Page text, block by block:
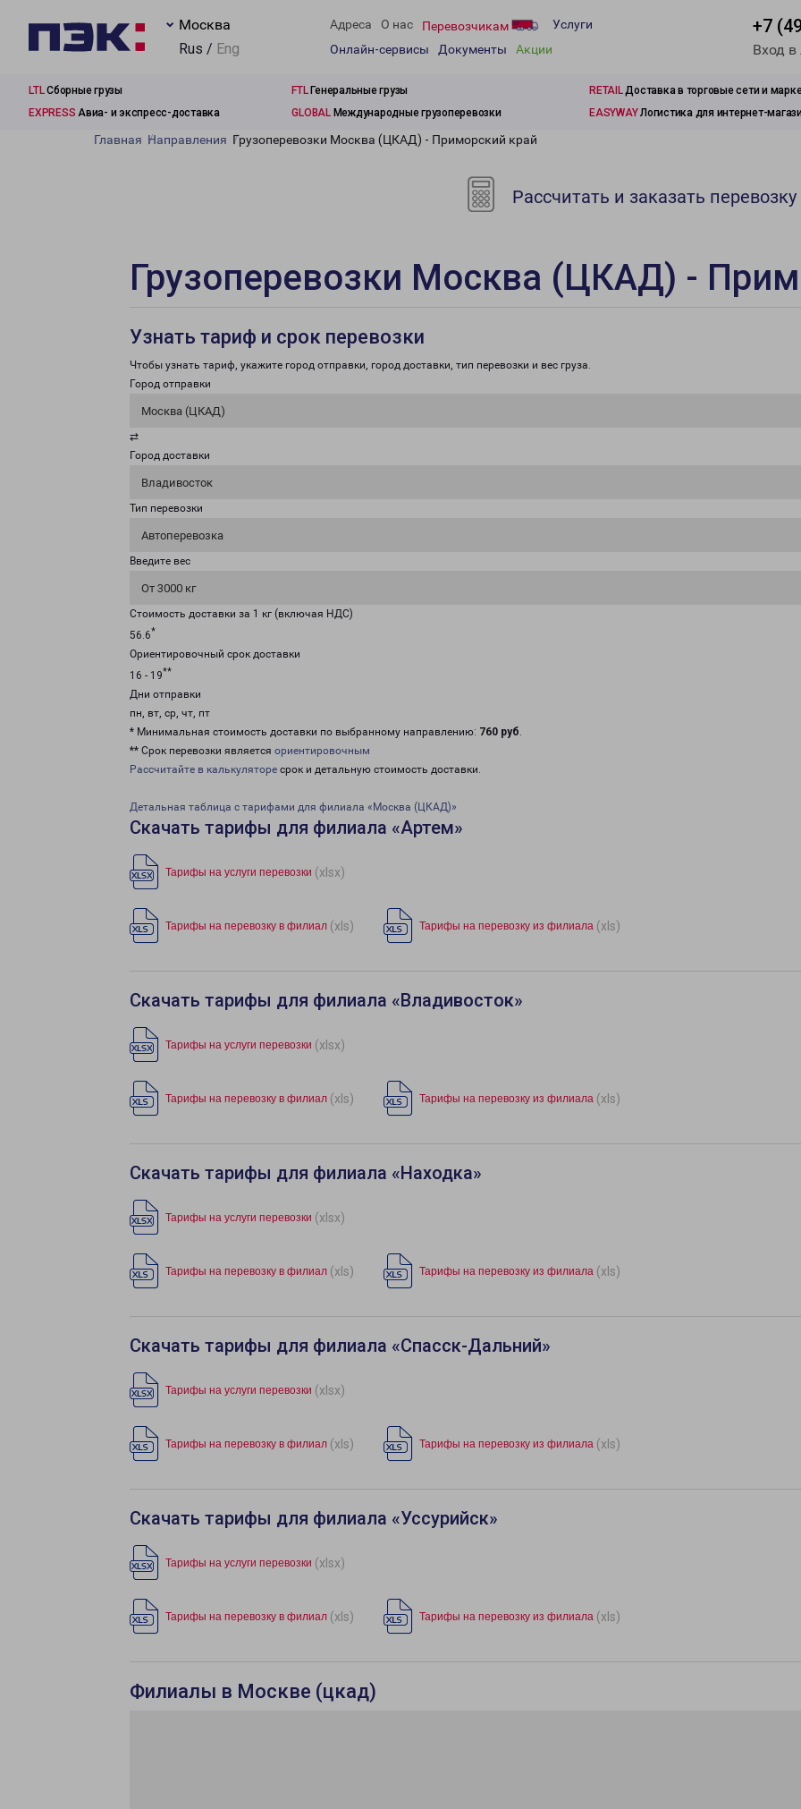
Москва
Rus / Eng
Адреса О нас Перевозчикам
Услуги
Онлайн-сервисы
Документы Акции
+7
Вход
LTLСборные грузы FTLГенеральные грузы RETAILДоставка в торговые сети и
EXPRESS Авиа- и экспресс-доставка GLOBALМеждународные грузоперевозки EASYWAYЛогистика для интернет-
Главная Направления Грузоперевозки Москва (ЦКАД) - Приморский край
Рассчитать и заказать перевозку
Грузоперевозки Москва (ЦКАД) -
Узнать тариф и срок перевозки
Чтобы узнать тариф, укажите город отправки, город доставки, тип перевозки и вес груза.
Город отправки
Москва (ЦКАД)
⇄
Город доставки
Владивосток
Тип перевозки
Автоперевозка
Введите вес
От 3000 кг
Стоимость доставки за 1 кг (включая НДС)
56.6*
Ориентировочный срок доставки
16 - 19**
Дни отправки
пн, вт, ср, чт, пт
* Минимальная стоимость доставки по выбранному направлению: 760 руб.
** Срок перевозки является ориентировочным
Рассчитайте в калькуляторе срок и детальную стоимость доставки.
Детальная таблица с тарифами для филиала «Москва (ЦКАД)»
Скачать тарифы для филиала «Артем»
Тарифы на услуги перевозки (xlsx)
Тарифы на перевозку в филиал (xls) Тарифы на перевозку из филиала (xls)
Скачать тарифы для филиала «Владивосток»
Тарифы на услуги перевозки (xlsx)
Тарифы на перевозку в филиал (xls) Тарифы на перевозку из филиала (xls)
Скачать тарифы для филиала «Находка»
Тарифы на услуги перевозки (xlsx)
Тарифы на перевозку в филиал (xls) Тарифы на перевозку из филиала (xls)
Скачать тарифы для филиала «Спасск-Дальний»
Тарифы на услуги перевозки (xlsx)
Тарифы на перевозку в филиал (xls) Тарифы на перевозку из филиала (xls)
Скачать тарифы для филиала «Уссурийск»
Тарифы на услуги перевозки (xlsx)
Тарифы на перевозку в филиал (xls) Тарифы на перевозку из филиала (xls)
Филиалы в Москве (цкад)